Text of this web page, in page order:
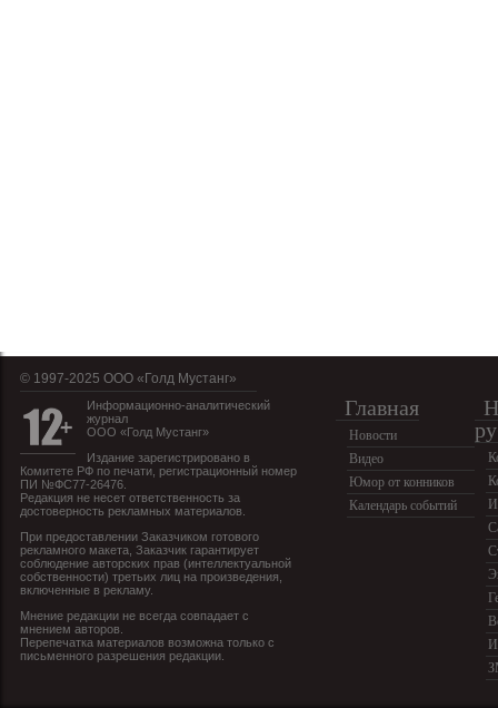
© 1997-2025 OOO «Голд Мустанг»
Информационно-аналитический
журнал
ООО «Голд Мустанг»
Издание зарегистрировано в
Комитете РФ по печати, регистрационный номер
ПИ №ФС77-26476.
Редакция не несет ответственность за
достоверность рекламных материалов.
При предоставлении Заказчиком готового
рекламного макета, Заказчик гарантирует
соблюдение авторских прав (интеллектуальной
собственности) третьих лиц на произведения,
включенные в рекламу.
Мнение редакции не всегда совпадает с
мнением авторов.
Перепечатка материалов возможна только с
письменного разрешения редакции.
Главная
Новости
Видео
Юмор от конников
Календарь событий